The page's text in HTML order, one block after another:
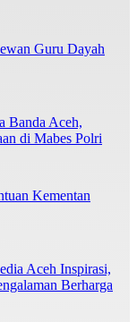
Guru Dayah
Banda Aceh,
di Mabes Polri
Kementan
Aceh Inspirasi,
Berharga